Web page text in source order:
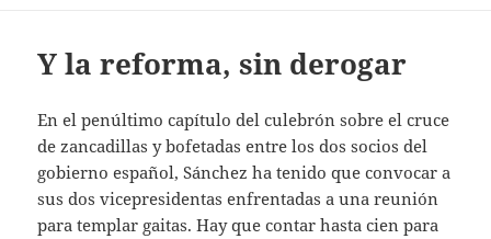
Y la reforma, sin derogar
En el penúltimo capítulo del culebrón sobre el cruce
de zancadillas y bofetadas entre los dos socios del
gobierno español, Sánchez ha tenido que convocar a
sus dos vicepresidentas enfrentadas a una reunión
para templar gaitas. Hay que contar hasta cien para